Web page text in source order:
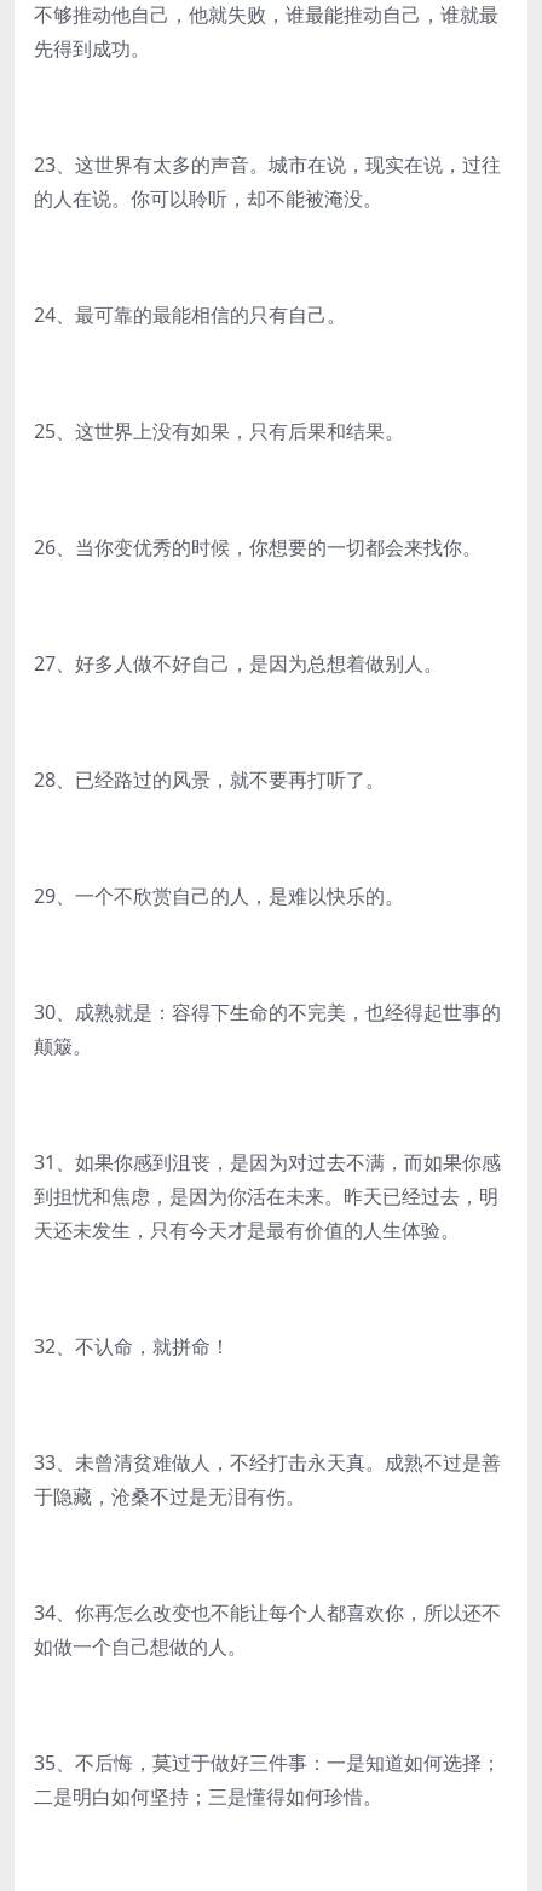
不够推动他自己，他就失败，谁最能推动自己，谁就最
先得到成功。
23、这世界有太多的声音。城市在说，现实在说，过往
的人在说。你可以聆听，却不能被淹没。
24、最可靠的最能相信的只有自己。
25、这世界上没有如果，只有后果和结果。
26、当你变优秀的时候，你想要的一切都会来找你。
27、好多人做不好自己，是因为总想着做别人。
28、已经路过的风景，就不要再打听了。
29、一个不欣赏自己的人，是难以快乐的。
30、成熟就是：容得下生命的不完美，也经得起世事的
颠簸。
31、如果你感到沮丧，是因为对过去不满，而如果你感
到担忧和焦虑，是因为你活在未来。昨天已经过去，明
天还未发生，只有今天才是最有价值的人生体验。
32、不认命，就拼命！
33、未曾清贫难做人，不经打击永天真。成熟不过是善
于隐藏，沧桑不过是无泪有伤。
34、你再怎么改变也不能让每个人都喜欢你，所以还不
如做一个自己想做的人。
35、不后悔，莫过于做好三件事：一是知道如何选择；
二是明白如何坚持；三是懂得如何珍惜。